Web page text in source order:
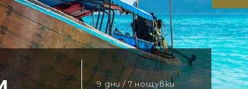
9 дни / 7 нощувки